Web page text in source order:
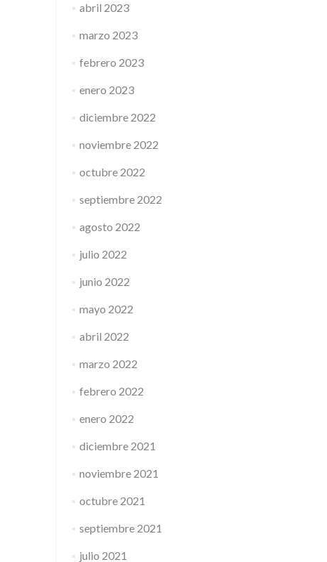
abril 2023
marzo 2023
febrero 2023
enero 2023
diciembre 2022
noviembre 2022
octubre 2022
septiembre 2022
agosto 2022
julio 2022
junio 2022
mayo 2022
abril 2022
marzo 2022
febrero 2022
enero 2022
diciembre 2021
noviembre 2021
octubre 2021
septiembre 2021
julio 2021